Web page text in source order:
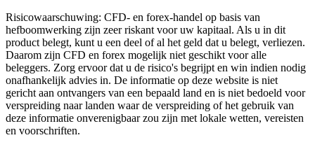
Risicowaarschuwing: CFD- en forex-handel op basis van
hefboomwerking zijn zeer riskant voor uw kapitaal. Als u in dit
product belegt, kunt u een deel of al het geld dat u belegt, verliezen.
Daarom zijn CFD en forex mogelijk niet geschikt voor alle
beleggers. Zorg ervoor dat u de risico's begrijpt en win indien nodig
onafhankelijk advies in. De informatie op deze website is niet
gericht aan ontvangers van een bepaald land en is niet bedoeld voor
verspreiding naar landen waar de verspreiding of het gebruik van
deze informatie onverenigbaar zou zijn met lokale wetten, vereisten
en voorschriften.